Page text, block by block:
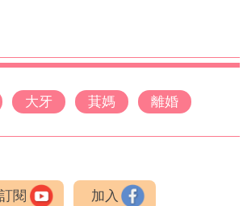
大牙 萁媽 離婚
訂閱 加入